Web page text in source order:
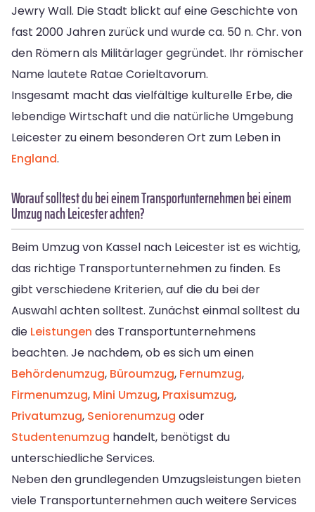
Jewry Wall. Die Stadt blickt auf eine Geschichte von
fast 2000 Jahren zurück und wurde ca. 50 n. Chr. von
den Römern als Militärlager gegründet. Ihr römischer
Name lautete Ratae Corieltavorum.
Insgesamt macht das vielfältige kulturelle Erbe, die
lebendige Wirtschaft und die natürliche Umgebung
Leicester zu einem besonderen Ort zum Leben in
England.
Worauf solltest du bei einem Transportunternehmen bei einem
Umzug nach Leicester achten?
Beim Umzug von Kassel nach Leicester ist es wichtig,
das richtige Transportunternehmen zu finden. Es
gibt verschiedene Kriterien, auf die du bei der
Auswahl achten solltest. Zunächst einmal solltest du
die Leistungen des Transportunternehmens
beachten. Je nachdem, ob es sich um einen
Behördenumzug, Büroumzug, Fernumzug,
Firmenumzug, Mini Umzug, Praxisumzug,
Privatumzug, Seniorenumzug oder
Studentenumzug handelt, benötigst du
unterschiedliche Services.
Neben den grundlegenden Umzugsleistungen bieten
viele Transportunternehmen auch weitere Services